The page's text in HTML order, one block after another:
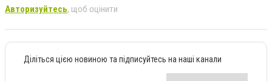
Авторизуйтесь, щоб оцінити
Діліться цією новиною та підписуйтесь на наші канали